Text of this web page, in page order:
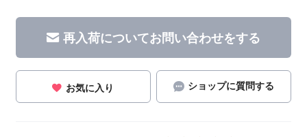
再入荷についてお問い合わせをする
お気に入り ショップに質問する